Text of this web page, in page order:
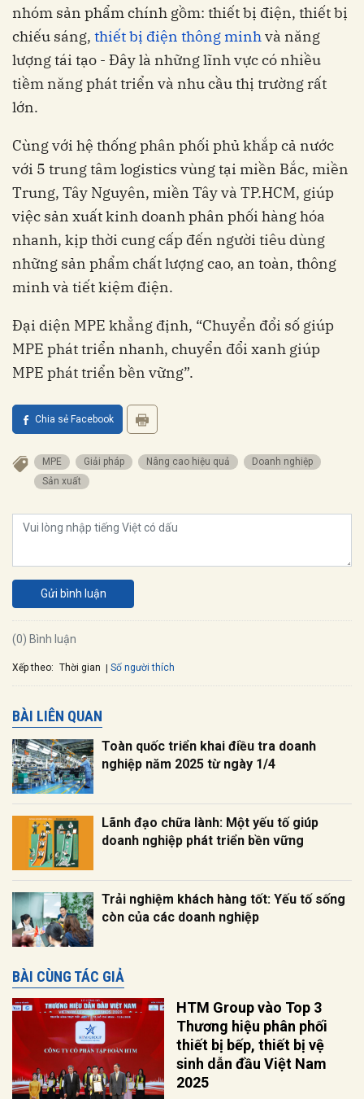
nhóm sản phẩm chính gồm: thiết bị điện, thiết bị
chiếu sáng, thiết bị điện thông minhvà năng
lượng tái tạo - Đây là những lĩnh vực có nhiều
tiềm năng phát triển và nhu cầu thị trường rất
lớn.
Cùng với hệ thống phân phối phủ khắp cả nước
với 5 trung tâm logistics vùng tại miền Bắc, miền
Trung, Tây Nguyên, miền Tây và TP.HCM, giúp
việc sản xuất kinh doanh phân phối hàng hóa
nhanh, kịp thời cung cấp đến người tiêu dùng
những sản phẩm chất lượng cao, an toàn, thông
minh và tiết kiệm điện.
Đại diện MPE khẳng định, “Chuyển đổi số giúp
MPE phát triển nhanh, chuyển đổi xanh giúp
MPE phát triển bền vững”.
Chia sẻ Facebook
MPE Giải pháp nâng cao hiệu quả
doanh nghiệp
sản xuất
Gửi bình luận
(0) Bình luận
Xếp theo: Thời gian Số người thích
BÀI LIÊN QUAN
Toàn quốc triển khai điều tra doanh
nghiệp năm 2025 từ ngày 1/4
Lãnh đạo chữa lành: Một yếu tố giúp
doanh nghiệp phát triển bền vững
Trải nghiệm khách hàng tốt: Yếu tố sống
còn của các doanh nghiệp
BÀI CÙNG TÁC GIẢ
HTM Group vào Top 3
Thương hiệu phân phối
thiết bị bếp, thiết bị vệ
sinh dẫn đầu Việt Nam
2025